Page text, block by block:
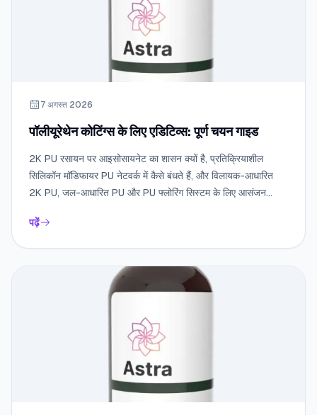
7 अगस्त 2026
पॉलीयूरेथेन कोटिंग्स के लिए एडिटिव्स: पूर्ण चयन गाइड
2K PU रसायन पर आइसोसायनेट का शासन क्यों है, प्रतिक्रियाशील
सिलिकॉन मॉडिफायर PU नेटवर्क में कैसे बंधते हैं, और विलायक-आधारित
2K PU, जल-आधारित PU और PU फ्लोरिंग सिस्टम के लिए आसंजन
चुनें।
पढ़ें